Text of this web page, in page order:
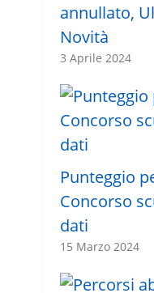
annullato,
Novità
3 Aprile 2024
Punteggio
Concorso
dati
15 Marzo 2024